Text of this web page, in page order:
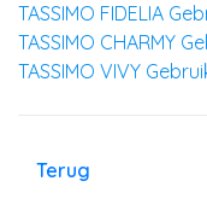
TASSIMO FIDELIA
TASSIMO CHARMY
TASSIMO VIVY
Terug